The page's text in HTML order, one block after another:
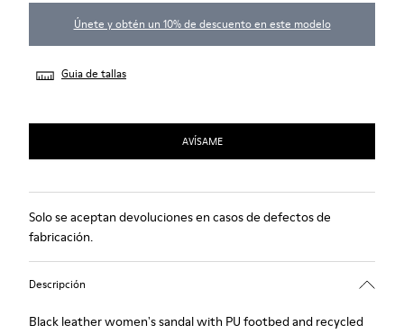
Únete y obtén un 10% de descuento en este modelo
Guia de tallas
AVÍSAME
Solo se aceptan devoluciones en casos de defectos de
fabricación.
Descripción
Black leather women's sandal with PU footbed and recycled